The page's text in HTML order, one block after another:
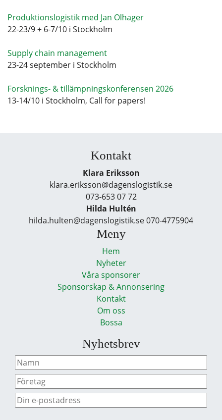
Produktionslogistik med Jan Olhager
22-23/9 + 6-7/10 i Stockholm
Supply chain management
23-24 september i Stockholm
Forsknings- & tillämpningskonferensen 2026
13-14/10 i Stockholm, Call for papers!
Kontakt
Klara Eriksson
klara.eriksson@dagenslogistik.se
073-653 07 72
Hilda Hultén
hilda.hulten@dagenslogistik.se 070-4775904
Meny
Hem
Nyheter
Våra sponsorer
Sponsorskap & Annonsering
Kontakt
Om oss
Bossa
Nyhetsbrev